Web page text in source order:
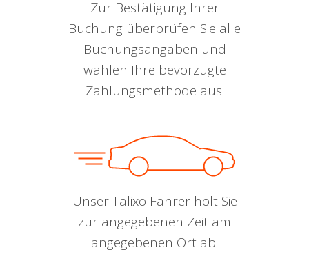
Zur Bestätigung Ihrer
Buchung überprüfen Sie alle
Buchungsangaben und
wählen Ihre bevorzugte
Zahlungsmethode aus.
Unser Talixo Fahrer holt Sie
zur angegebenen Zeit am
angegebenen Ort ab.